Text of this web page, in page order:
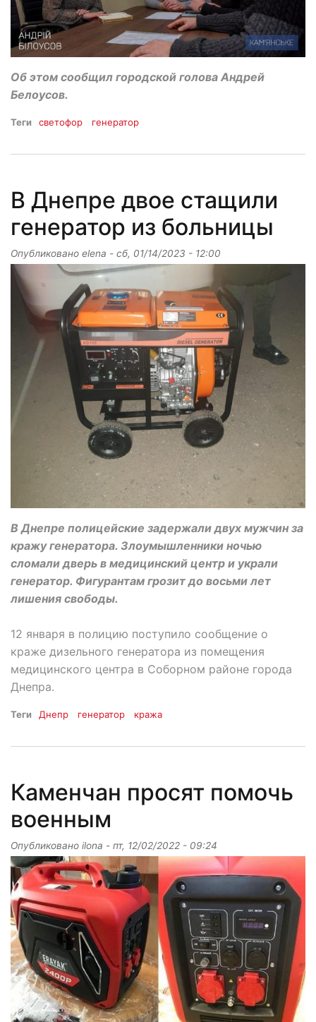
Об этом сообщил городской голова Андрей
Белоусов.
Теги светофор генератор
В Днепре двое стащили
генератор из больницы
Опубликовано elena - сб, 01/14/2023 - 12:00
В Днепре полицейские задержали двух мужчин за
кражу генератора. Злоумышленники ночью
сломали дверь в медицинский центр и украли
генератор. Фигурантам грозит до восьми лет
лишения свободы.
12 января в полицию поступило сообщение о
краже дизельного генератора из помещения
медицинского центра в Соборном районе города
Днепра.
Теги Днепр генератор кража
Каменчан просят помочь
военным
Опубликовано ilona - пт, 12/02/2022 - 09:24